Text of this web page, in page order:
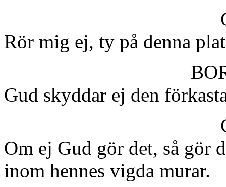
Rör mig ej, ty på denna
Gud skyddar ej den
Om ej Gud gör det, så gör
inom hennes vigda murar.